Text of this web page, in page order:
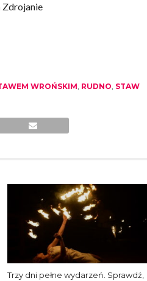
Zdrojanie
WROŃSKIM, RUDNO, STAW
Trzy dni pełne wydarzeń. Sprawdź,